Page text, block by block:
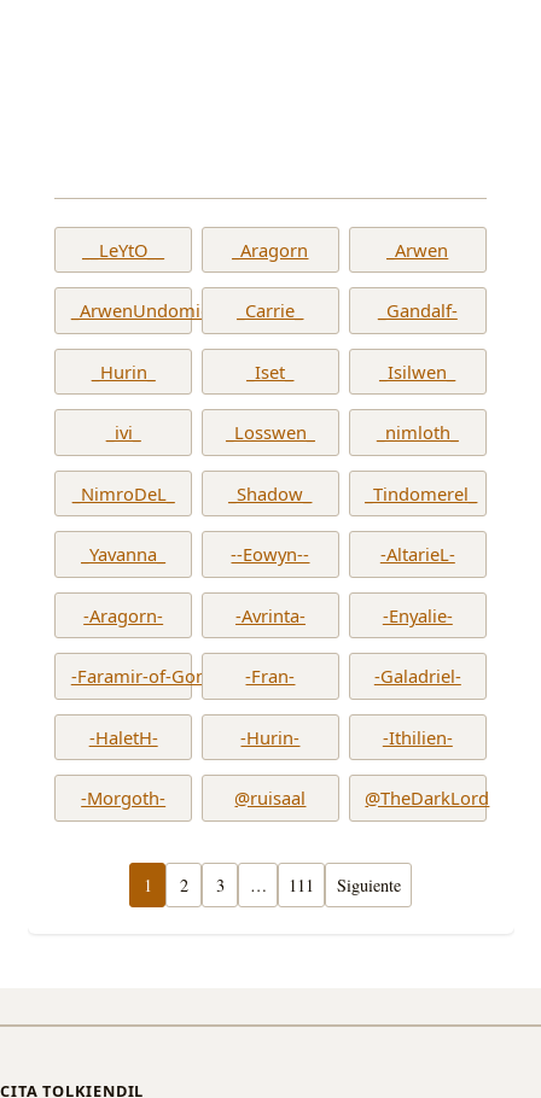
__LeYtO__ _Aragorn _Arwen
_ArwenUndomiel_ _Carrie_ _Gandalf-
_Hurin_ _Iset_ _Isilwen_
_ivi_ _Losswen_ _nimloth_
_NimroDeL_ _Shadow_ _Tindomerel_
_Yavanna_ --Eowyn-- -AltarieL-
-Aragorn- -Avrinta- -Enyalie-
-Faramir-of-Gondor- -Fran- -Galadriel-
-HaletH- -Hurin- -Ithilien-
-Morgoth- @ruisaal @TheDarkLord
1 2 3 … 111 Siguiente
CITA TOLKIENDIL